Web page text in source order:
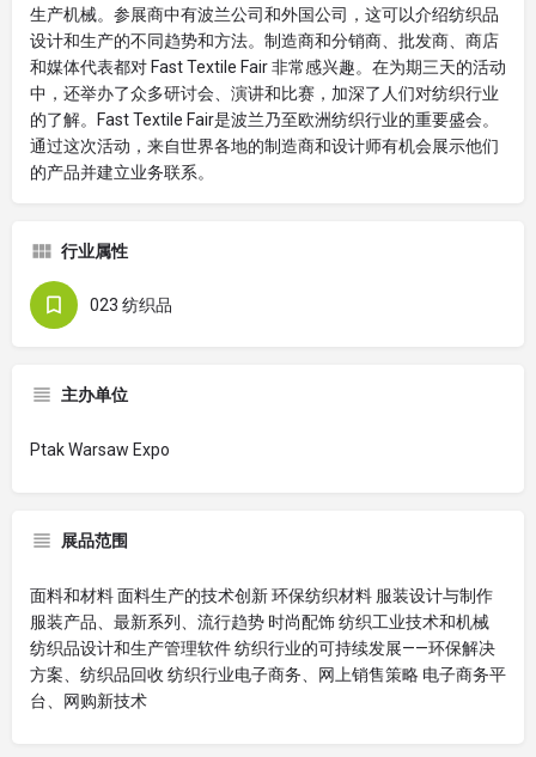
生产机械。参展商中有波兰公司和外国公司，这可以介绍纺织品
设计和生产的不同趋势和方法。制造商和分销商、批发商、商店
和媒体代表都对 Fast Textile Fair 非常感兴趣。在为期三天的活动
中，还举办了众多研讨会、演讲和比赛，加深了人们对纺织行业
的了解。Fast Textile Fair是波兰乃至欧洲纺织行业的重要盛会。
通过这次活动，来自世界各地的制造商和设计师有机会展示他们
的产品并建立业务联系。
行业属性
023 纺织品
主办单位
Ptak Warsaw Expo
展品范围
面料和材料 面料生产的技术创新 环保纺织材料 服装设计与制作
服装产品、最新系列、流行趋势 时尚配饰 纺织工业技术和机械
纺织品设计和生产管理软件 纺织行业的可持续发展——环保解决
方案、纺织品回收 纺织行业电子商务、网上销售策略 电子商务平
台、网购新技术